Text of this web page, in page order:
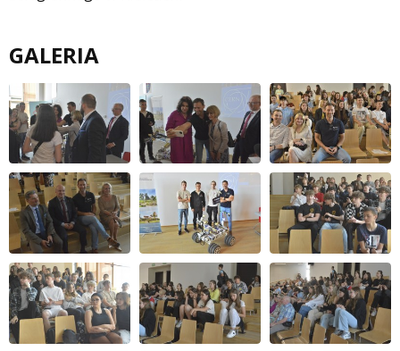
GALERIA